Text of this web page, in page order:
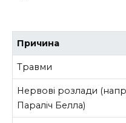
Причина
Травми
Нервові розлади
Параліч Белла)